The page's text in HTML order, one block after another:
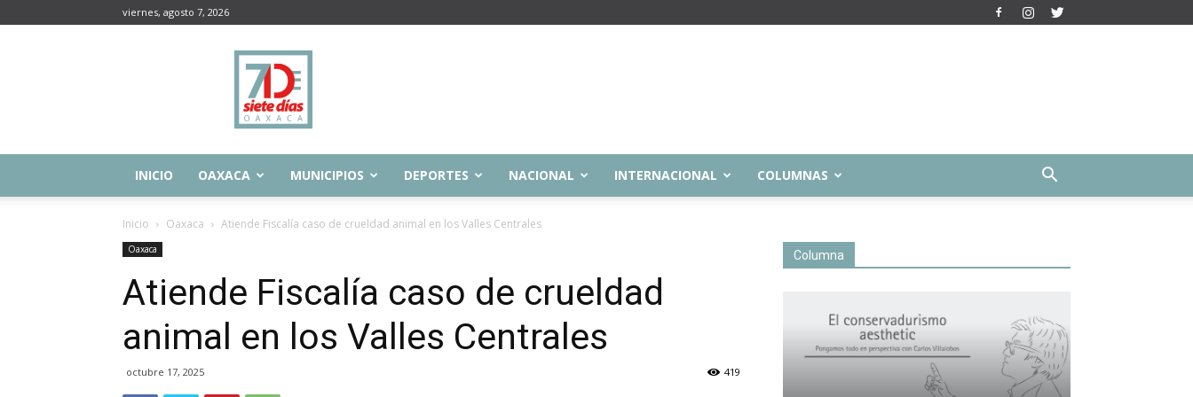
viernes, agosto 7, 2026
Siete
Días
Oaxaca
INICIO OAXACA MUNICIPIOS DEPORTES NACIONAL INTERNACIONAL COLUMNAS
Inicio Oaxaca Atiende Fiscalía caso de crueldad animal en los Valles Centrales
Oaxaca
Atiende Fiscalía caso de crueldad
animal en los Valles Centrales
octubre 17, 2025 419
Columna